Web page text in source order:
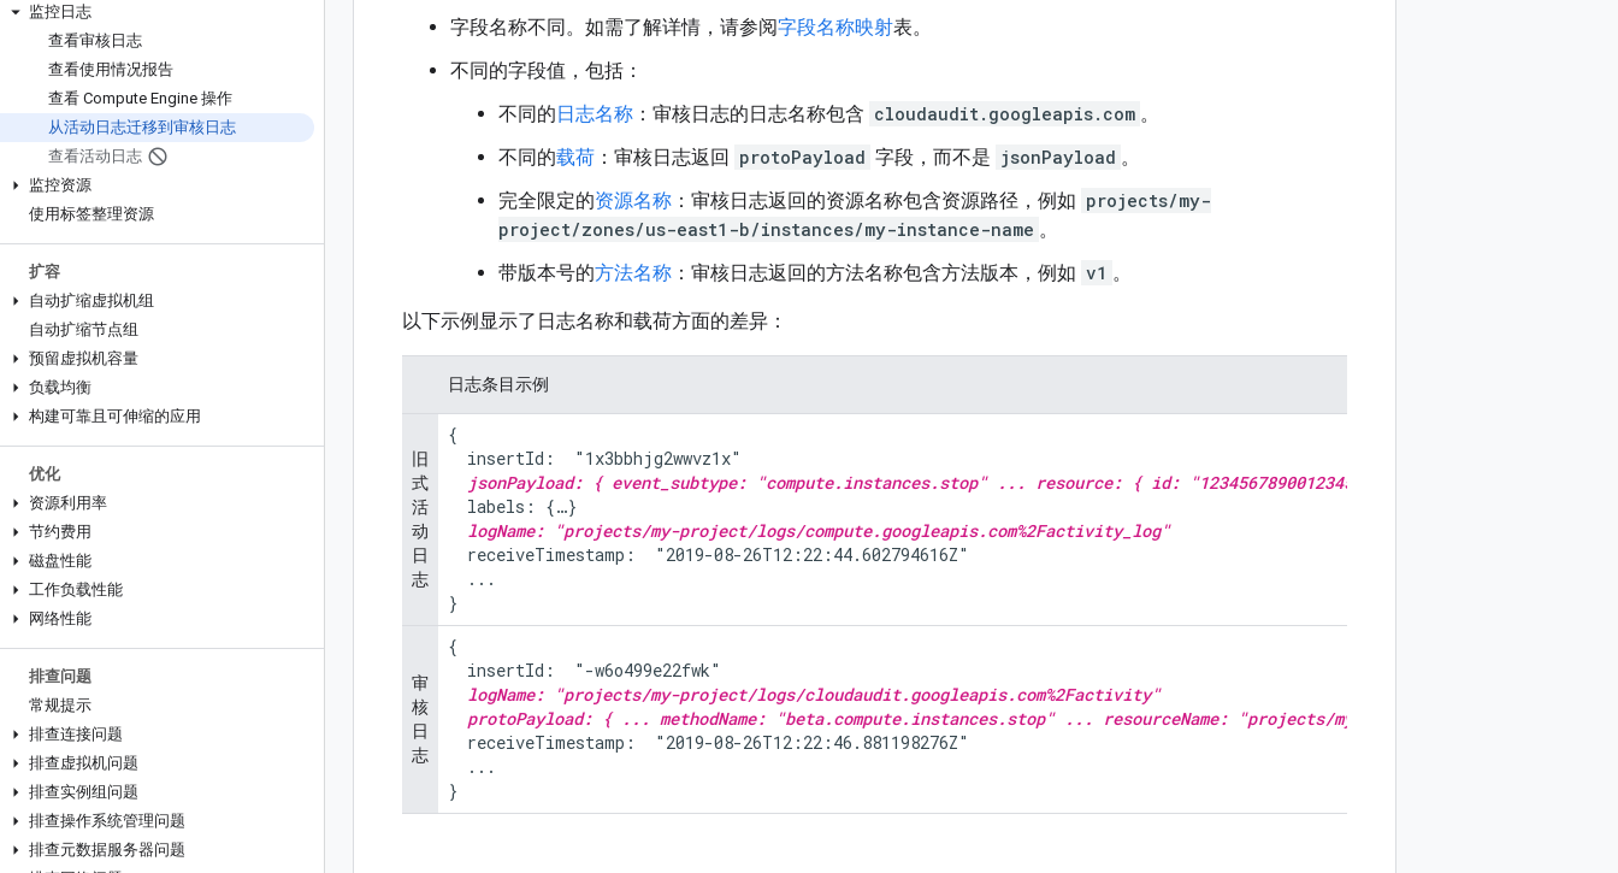
监控日志
查看审核日志
查看使用情况报告
查看 Compute Engine 操作
从活动日志迁移到审核日志
查看活动日志
监控资源
使用标签整理资源
扩容
自动扩缩虚拟机组
自动扩缩节点组
预留虚拟机容量
负载均衡
构建可靠且可伸缩的应用
优化
资源利用率
节约费用
磁盘性能
工作负载性能
网络性能
排查问题
常规提示
排查连接问题
排查虚拟机问题
排查实例组问题
排查操作系统管理问题
排查元数据服务器问题
字段名称不同。如需了解详情，请参阅字段名称映射表。
不同的字段值，包括：
不同的日志名称 ：审核日志的日志名称包含 cloudaudit.googleapis.com 。
不同的载荷 ：审核日志返回 protoPayload 字段，而不是 jsonPayload 。
完全限定的资源名称 ：审核日志返回的资源名称包含资源路径，例如 projects/my-
project/zones/us-east1-b/instances/my-instance-name 。
带版本号的方法名称 ：审核日志返回的方法名称包含方法版本，例如 v1 。
以下示例显示了日志名称和载荷方面的差异：
日志条目示例
旧
式
活
动
日
志
{
  insertId:  "1x3bbhjg2wwvz1x"
jsonPayload: { event_subtype: "compute.instances.stop" ... resource: { id: "12345678900123456789" name: "my-
  labels: {…}
logName: "projects/my-project/logs/compute.googleapis.com%2Factivity_log"
  receiveTimestamp:  "2019-08-26T12:22:44.602794616Z"
  ...
}
审
核
日
志
{
  insertId:  "-w6o499e22fwk"
logName: "projects/my-project/logs/cloudaudit.googleapis.com%2Factivity"
protoPayload: { ... methodName: "beta.compute.instances.stop" ... resourceName: "projects/my-project/zones/us-east1-b/
  receiveTimestamp:  "2019-08-26T12:22:46.881198276Z"
  ...
}